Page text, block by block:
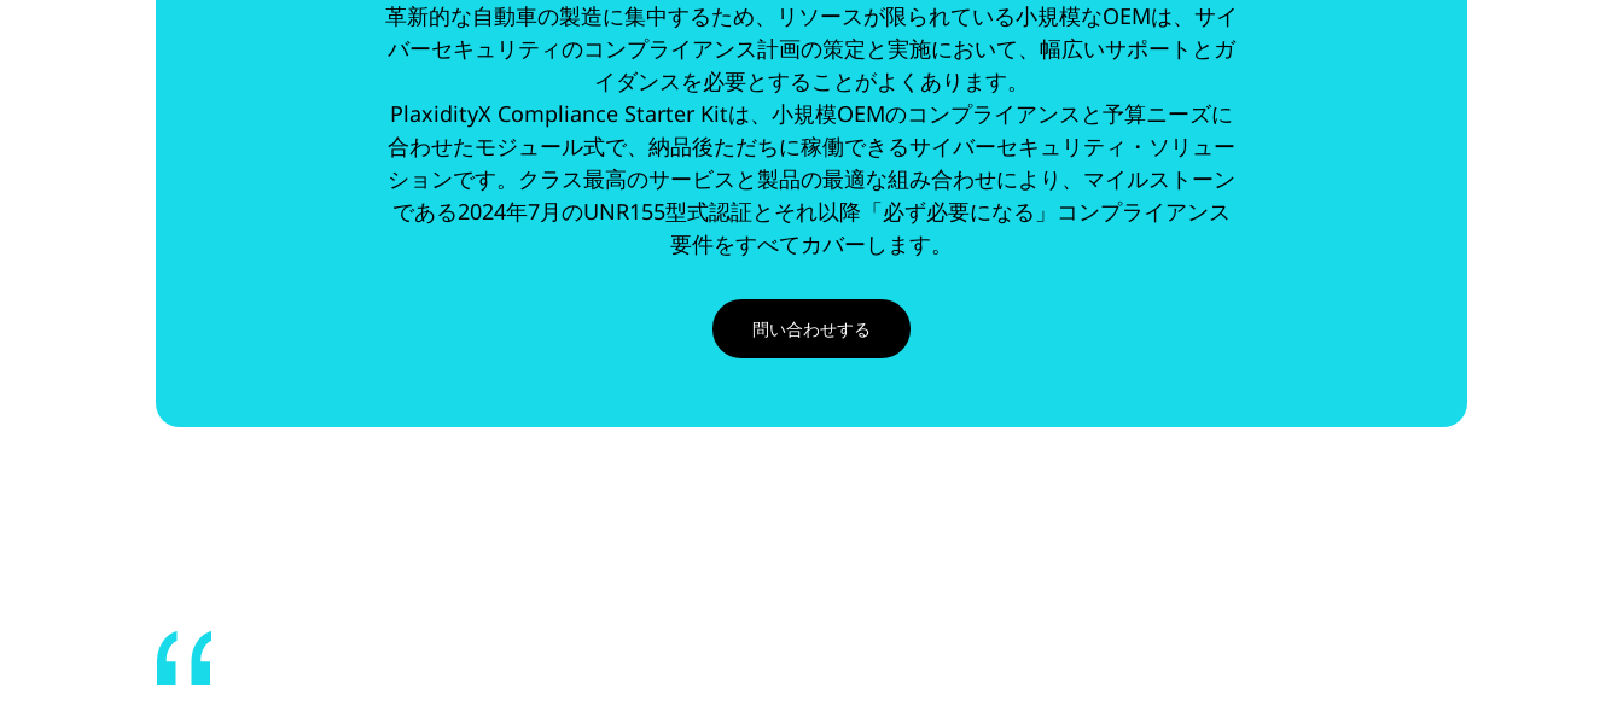
革新的な自動車の製造に集中するため、リソースが限られている小規模なOEMは、サイ
バーセキュリティのコンプライアンス計画の策定と実施において、幅広いサポートとガ
イダンスを必要とすることがよくあります。
PlaxidityX Compliance Starter Kitは、小規模OEMのコンプライアンスと予算ニーズに
合わせたモジュール式で、納品後ただちに稼働できるサイバーセキュリティ・ソリュー
ションです。クラス最高のサービスと製品の最適な組み合わせにより、マイルストーン
である2024年7月のUNR155型式認証とそれ以降「必ず必要になる」コンプライアンス
要件をすべてカバーします。
問い合わせする